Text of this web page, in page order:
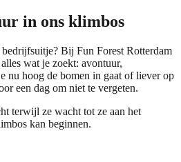
in ons klimbos
Bij Fun Forest Rotterdam
wat je zoekt: avontuur,
nu hoog de bomen in gaat of liever op
een dag om niet te vergeten.